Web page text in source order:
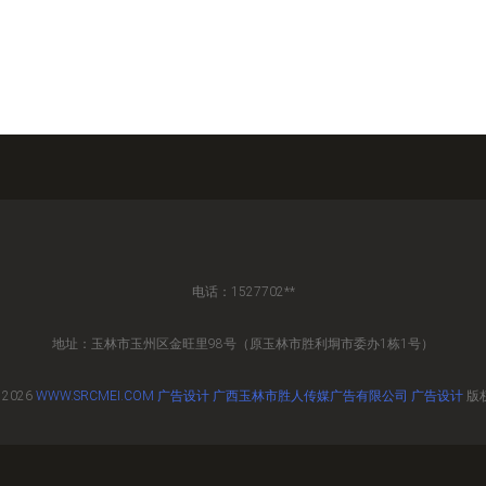
电话：1527702**
地址：玉林市玉州区金旺里98号（原玉林市胜利垌市委办1栋1号）
2026 WWW.SRCMEI.COM 广告设计 广西玉林市胜人传媒广告有限公司 广告设计版